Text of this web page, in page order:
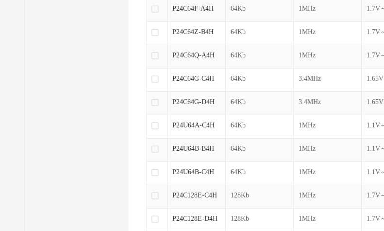
64Kb 1MHz 1.7V
64Kb 1MHz 1.7V
64Kb 1MHz 1.7V
64Kb 3.4MHz
64Kb 3.4MHz
64Kb 1MHz 1.1V
64Kb 1MHz 1.1V
64Kb 1MHz 1.1V
128Kb 1MHz 1.7V
128Kb 1MHz 1.7V
P24C64F-A4H
P24C64Z-B4H
P24C64Q-A4H
P24C64G-C4H
P24C64G-D4H
P24U64A-C4H
P24U64B-B4H
P24U64B-C4H
P24C128E-C4H
P24C128E-D4H